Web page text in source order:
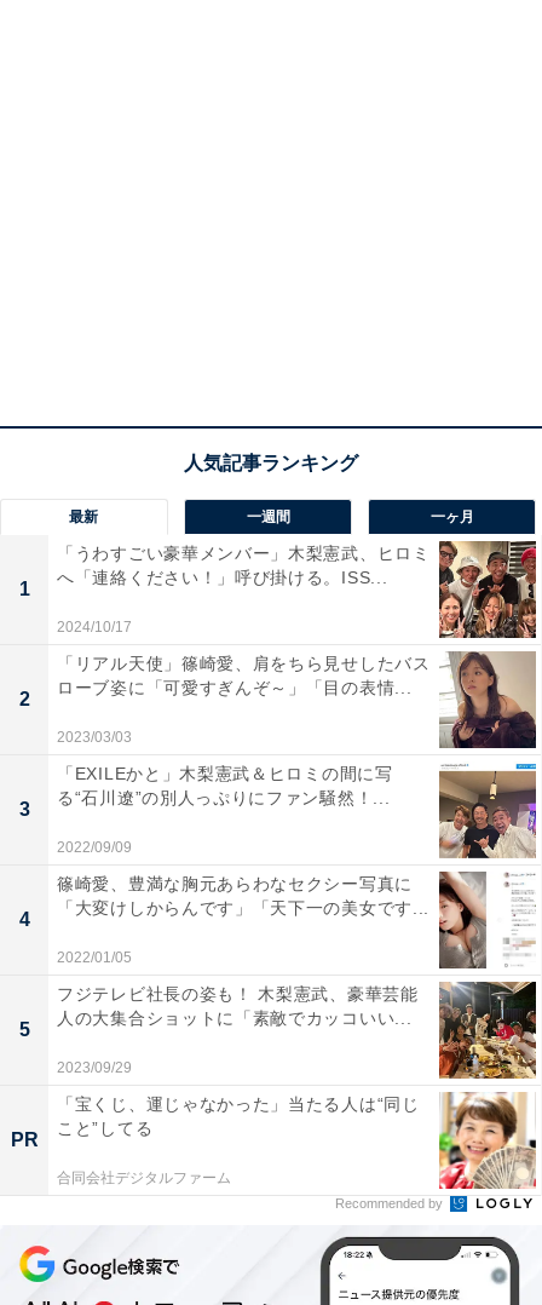
最新 一週間 一ヶ月
1
「うわすごい豪華メンバー」木梨憲武、ヒロミ
へ「連絡ください！」呼び掛ける。ISS...
2024/10/17
2
「リアル天使」篠崎愛、肩をちら見せしたバス
ローブ姿に「可愛すぎんぞ～」「目の表情...
2023/03/03
3
「EXILEかと」木梨憲武＆ヒロミの間に写
る“石川遼”の別人っぷりにファン騒然！...
2022/09/09
4
篠崎愛、豊満な胸元あらわなセクシー写真に
「大変けしからんです」「天下一の美女です...
2022/01/05
5
フジテレビ社長の姿も！ 木梨憲武、豪華芸能
人の大集合ショットに「素敵でカッコいい...
2023/09/29
PR
「宝くじ、運じゃなかった」当たる人は“同じ
こと”してる
合同会社デジタルファーム
Recommended by